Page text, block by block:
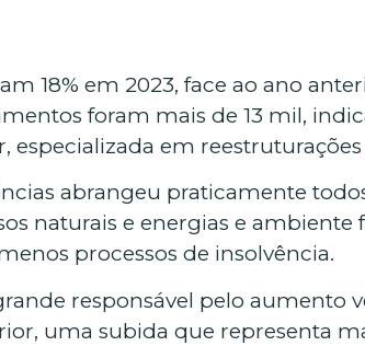
18% em 2023, face ao ano
foram mais de 13 mil,
especializada em
abrangeu praticamente
naturais e energias e
processos de insolvência.
responsável pelo aumento
uma subida que representa